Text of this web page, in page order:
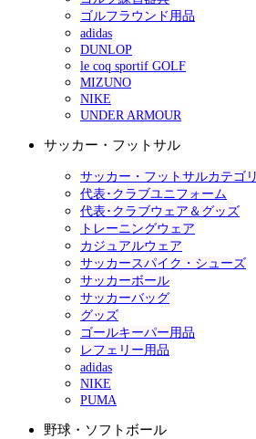
ゴルフラウンド用品
adidas
DUNLOP
le coq sportif GOLF
MIZUNO
NIKE
UNDER ARMOUR
サッカー・フットサル
サッカー・フットサルカテゴ
代表･クラブユニフォーム
代表･クラブウェア＆グッズ
トレーニングウェア
カジュアルウェア
サッカースパイク・シューズ
サッカーボール
サッカーバッグ
グッズ
ゴールキーパー用品
レフェリー用品
adidas
NIKE
PUMA
野球・ソフトボール